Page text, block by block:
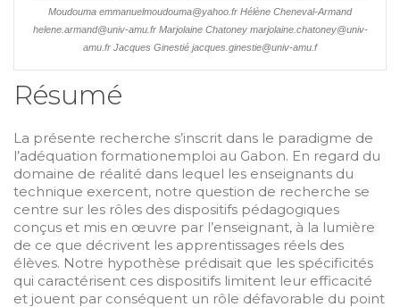
Moudouma emmanuelmoudouma@yahoo.fr Hélène Cheneval-Armand
helene.armand@univ-amu.fr Marjolaine Chatoney marjolaine.chatoney@univ-
amu.fr Jacques Ginestié jacques.ginestie@univ-amu.f
Résumé
La présente recherche s’inscrit dans le paradigme de
l’adéquation formationemploi au Gabon. En regard du
domaine de réalité dans lequel les enseignants du
technique exercent, notre question de recherche se
centre sur les rôles des dispositifs pédagogiques
conçus et mis en œuvre par l’enseignant, à la lumière
de ce que décrivent les apprentissages réels des
élèves. Notre hypothèse prédisait que les spécificités
qui caractérisent ces dispositifs limitent leur efficacité
et jouent par conséquent un rôle défavorable du point